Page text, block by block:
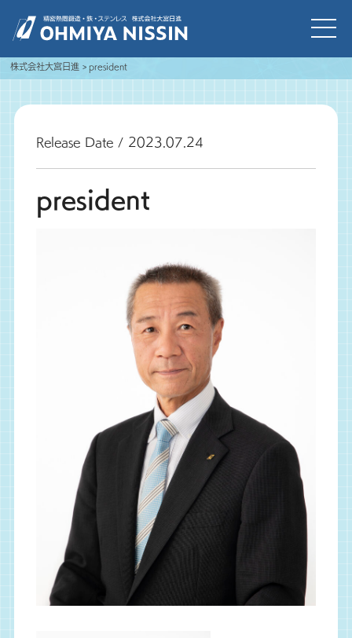
株式会社大宮日進 president
Release Date / 2023.07.24
president